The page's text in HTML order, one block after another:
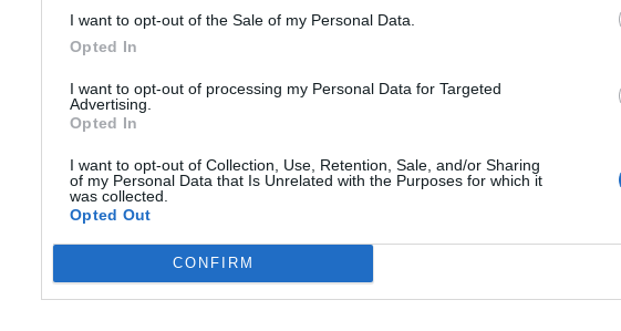
I want to opt-out of the Sale of my Personal Data.
Opted In
I want to opt-out of processing my Personal Data for Targeted
Advertising.
Opted In
I want to opt-out of Collection, Use, Retention, Sale, and/or Sharing
of my Personal Data that Is Unrelated with the Purposes for which it
was collected.
Opted Out
CONFIRM